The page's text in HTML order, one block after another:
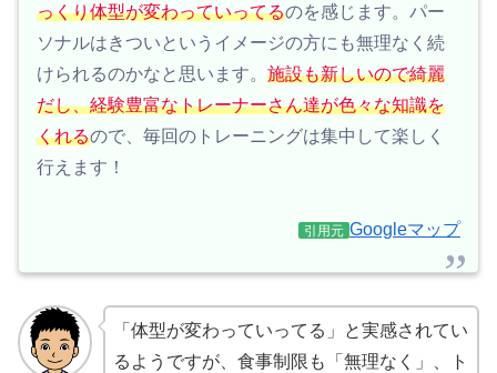
っくり体型が変わっていってるのを感じます。パー
ソナルはきついというイメージの方にも無理なく続
けられるのかなと思います。 施設も新しいので綺麗
だし、経験豊富なトレーナーさん達が色々な知識を
くれるので、毎回のトレーニングは集中して楽しく
行えます！
引用元 Googleマップ
「体型が変わっていってる」と実感されてい
るようですが、食事制限も「無理なく」、ト